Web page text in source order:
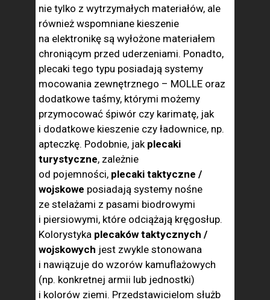
nie tylko z wytrzymałych materiałów, ale
również wspomniane kieszenie
na elektronikę są wyłożone materiałem
chroniącym przed uderzeniami. Ponadto,
plecaki tego typu posiadają systemy
mocowania zewnętrznego – MOLLE oraz
dodatkowe taśmy, którymi możemy
przymocować śpiwór czy karimatę, jak
i dodatkowe kieszenie czy ładownice, np.
apteczkę. Podobnie, jak plecaki
turystyczne, zależnie
od pojemności, plecaki taktyczne /
wojskowe posiadają systemy nośne
ze stelażami z pasami biodrowymi
i piersiowymi, które odciążają kręgosłup.
Kolorystyka plecaków taktycznych /
wojskowych jest zwykle stonowana
i nawiązuje do wzorów kamuflażowych
(np. konkretnej armii lub jednostki)
i kolorów ziemi. Przedstawicielom służb